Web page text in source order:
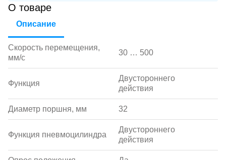
О товаре
Описание
Скорость перемещения,
мм/с
30 … 500
Функция
Двустороннего
действия
Диаметр поршня, мм 32
Функция пневмоцилиндра
Двустороннего
действия